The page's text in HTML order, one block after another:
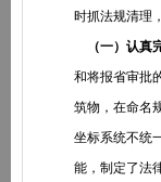
时抓法规清理
（一）认真
和将报省审批
筑物，在命名
坐标系统不统
能，制定了法